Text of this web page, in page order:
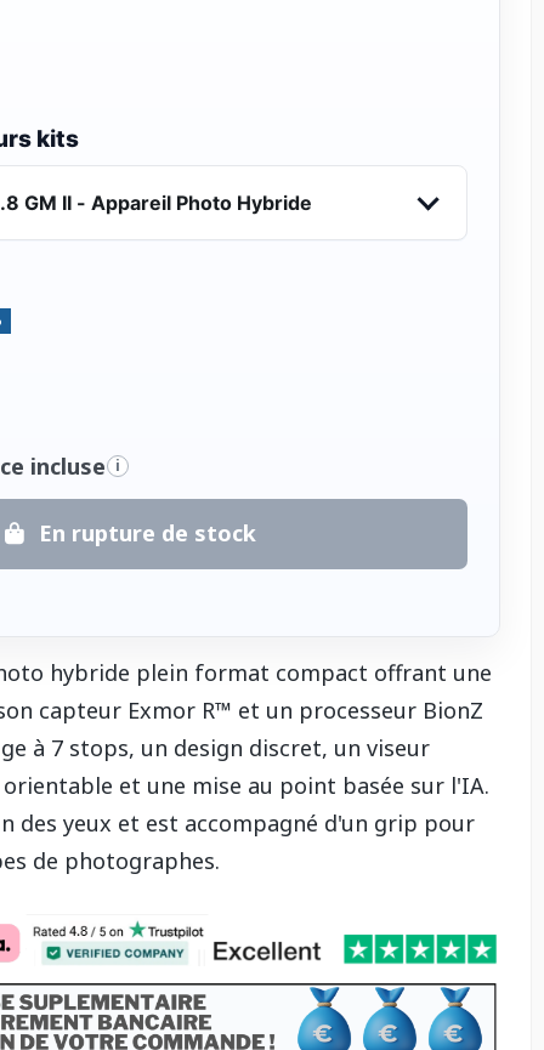
kits
GM II - Appareil Photo Hybride
incluse i
En rupture de stock
hybride plein format compact offrant une
capteur Exmor R™ et un processeur BionZ
à 7 stops, un design discret, un viseur
et une mise au point basée sur l'IA.
des yeux et est accompagné d'un grip pour
de photographes.